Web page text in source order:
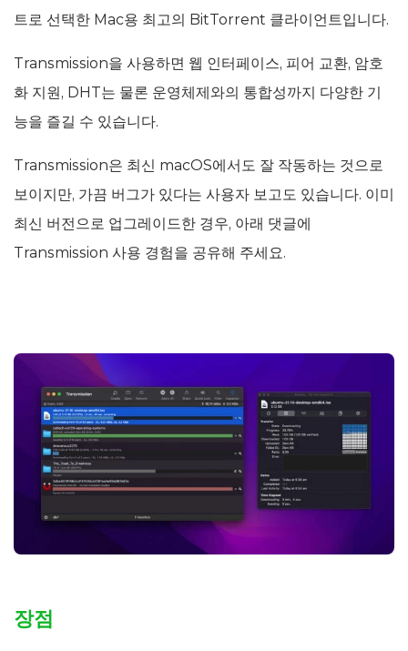
트로 선택한 Mac용 최고의 BitTorrent 클라이언트입니다.
Transmission을 사용하면 웹 인터페이스, 피어 교환, 암호
화 지원, DHT는 물론 운영체제와의 통합성까지 다양한 기
능을 즐길 수 있습니다.
Transmission은 최신 macOS에서도 잘 작동하는 것으로
보이지만, 가끔 버그가 있다는 사용자 보고도 있습니다. 이미
최신 버전으로 업그레이드한 경우, 아래 댓글에
Transmission 사용 경험을 공유해 주세요.
장점